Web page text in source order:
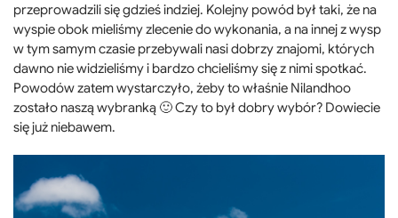
przeprowadzili się gdzieś indziej. Kolejny powód był taki, że na
wyspie obok mieliśmy zlecenie do wykonania, a na innej z wysp
w tym samym czasie przebywali nasi dobrzy znajomi, których
dawno nie widzieliśmy i bardzo chcieliśmy się z nimi spotkać.
Powodów zatem wystarczyło, żeby to właśnie Nilandhoo
zostało naszą wybranką 🙂 Czy to był dobry wybór? Dowiecie
się już niebawem.